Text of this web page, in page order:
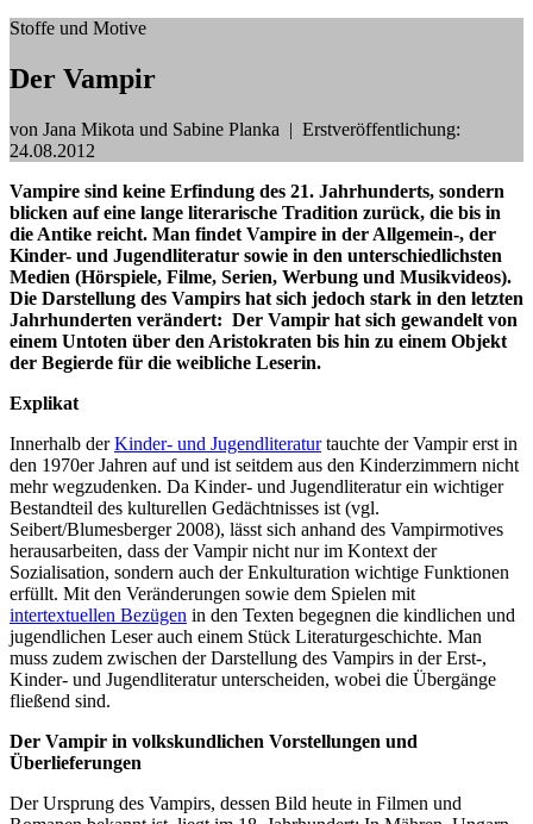
Stoffe und Motive
Der Vampir
von Jana Mikota und Sabine Planka | Erstveröffentlichung:
24.08.2012
Vampire sind keine Erfindung des 21. Jahrhunderts, sondern
blicken auf eine lange literarische Tradition zurück, die bis in
die Antike reicht. Man findet Vampire in der Allgemein-, der
Kinder- und Jugendliteratur sowie in den unterschiedlichsten
Medien (Hörspiele, Filme, Serien, Werbung und Musikvideos).
Die Darstellung des Vampirs hat sich jedoch stark in den letzten
Jahrhunderten verändert: Der Vampir hat sich gewandelt von
einem Untoten über den Aristokraten bis hin zu einem Objekt
der Begierde für die weibliche Leserin.
Explikat
Innerhalb derKinder- und Jugendliteraturtauchte der Vampir erst in
den 1970er Jahren auf und ist seitdem aus den Kinderzimmern nicht
mehr wegzudenken. Da Kinder- und Jugendliteratur ein wichtiger
Bestandteil des kulturellen Gedächtnisses ist (vgl.
Seibert/Blumesberger 2008), lässt sich anhand des Vampirmotives
herausarbeiten, dass der Vampir nicht nur im Kontext der
Sozialisation, sondern auch der Enkulturation wichtige Funktionen
erfüllt. Mit den Veränderungen sowie dem Spielen mit
intertextuellen Bezügen in den Texten begegnen die kindlichen und
jugendlichen Leser auch einem Stück Literaturgeschichte. Man
muss zudem zwischen der Darstellung des Vampirs in der Erst-,
Kinder- und Jugendliteratur unterscheiden, wobei die Übergänge
fließend sind.
Der Vampir in volkskundlichen Vorstellungen und
Überlieferungen
Der Ursprung des Vampirs, dessen Bild heute in Filmen und